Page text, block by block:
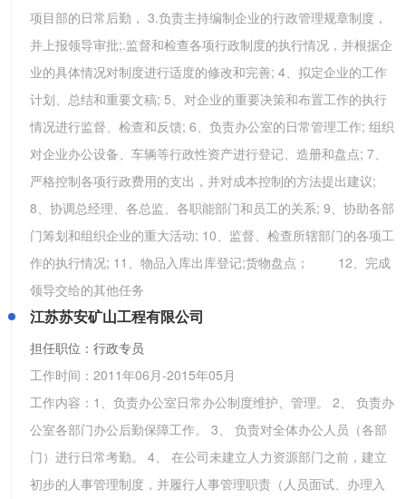
项目部的日常后勤， 3.负责主持编制企业的行政管理规章制度，
并上报领导审批;.监督和检查各项行政制度的执行情况，并根据企
业的具体情况对制度进行适度的修改和完善; 4、拟定企业的工作
计划、总结和重要文稿; 5、对企业的重要决策和布置工作的执行
情况进行监督、检查和反馈; 6、负责办公室的日常管理工作; 组织
对企业办公设备、车辆等行政性资产进行登记、造册和盘点; 7、
严格控制各项行政费用的支出，并对成本控制的方法提出建议;
8、协调总经理、各总监、各职能部门和员工的关系; 9、协助各部
门筹划和组织企业的重大活动; 10、监督、检查所辖部门的各项工
作的执行情况; 11、物品入库出库登记;货物盘点； 12、完成
领导交给的其他任务
江苏苏安矿山工程有限公司
担任职位：行政专员
工作时间： 2011年06月-2015年05月
工作内容：1、负责办公室日常办公制度维护、管理。 2、 负责办
公室各部门办公后勤保障工作。 3、 负责对全体办公人员（各部
门）进行日常考勤。 4、 在公司未建立人力资源部门之前，建立
初步的人事管理制度，并履行人事管理职责（人员面试、办理入